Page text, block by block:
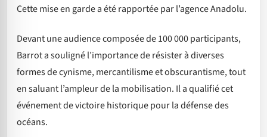
Cette mise en garde a été rapportée par l’agence Anadolu.
Devant une audience composée de 100 000 participants,
Barrot a souligné l’importance de résister à diverses
formes de cynisme, mercantilisme et obscurantisme, tout
en saluant l’ampleur de la mobilisation. Il a qualifié cet
événement de victoire historique pour la défense des
océans.